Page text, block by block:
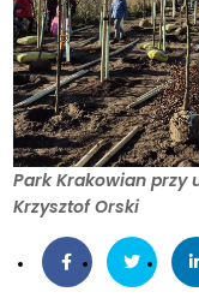
Park Krakowian przy
Krzysztof Orski